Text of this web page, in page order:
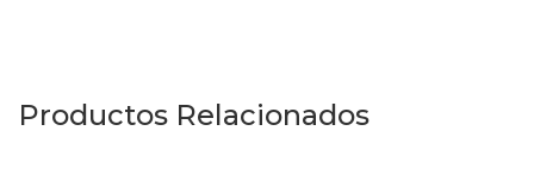
Productos Relacionados